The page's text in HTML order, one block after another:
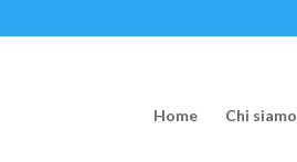
Home Chi siamo